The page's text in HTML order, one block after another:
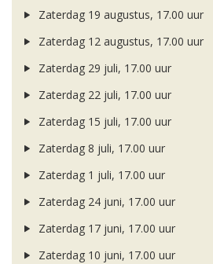
Zaterdag 19 augustus, 17.00 uur
Zaterdag 12 augustus, 17.00 uur
Zaterdag 29 juli, 17.00 uur
Zaterdag 22 juli, 17.00 uur
Zaterdag 15 juli, 17.00 uur
Zaterdag 8 juli, 17.00 uur
Zaterdag 1 juli, 17.00 uur
Zaterdag 24 juni, 17.00 uur
Zaterdag 17 juni, 17.00 uur
Zaterdag 10 juni, 17.00 uur